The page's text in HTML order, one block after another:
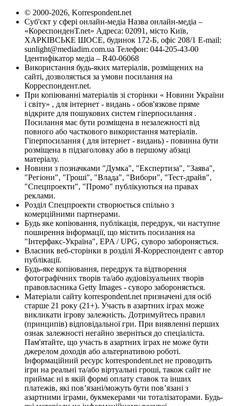
© 2000-2026, Korrespondent.net
Суб'єкт у сфері онлайн-медіа Назва онлайн-медіа –
«КореспонденТ.net» Адреса: 02091, місто Київ,
ХАРКІВСЬКЕ ШОСЕ, будинок 172-Б, офіс 208/1 E-mail:
sunlight@mediadim.com.ua Телефон: 044-205-43-00
Ідентифікатор медіа – R40-06068
Використання будь-яких матеріалів, розміщених на
сайті, дозволяється за умови посилання на
Корреспондент.net.
При копіюванні матеріалів зі сторінки « Новини України
і світу» , для інтернет - видань - обов'язкове пряме
відкрите для пошукових систем гіперпосилання .
Посилання має бути розміщена в незалежності від
повного або часткового використання матеріалів.
Гіперпосилання ( для інтернет - видань) - повинна бути
розміщена в підзаголовку або в першому абзаці
матеріалу.
Новини з позначками "Думка", "Експертиза", "Заява",
"Регіони", "Гроші", "Влада", "Вибори", "Тест-драйв",
"Спецпроекти", "Промо" публікуються на правах
реклами.
Розділ Спецпроекти створюється спільно з
комерційними партнерами.
Будь яке копіювання, публікація, передрук, чи наступне
поширення інформації, що містить посилання на
"Інтерфакс-Україна", EPA / UPG, суворо забороняється.
Власник веб-сторінки в розділі Я-Корреспондент є автор
публікації.
Будь-яке копіювання, передрук та відтворення
фотографічних творів та/або аудіовізуальних творів
правовласника Getty Images - суворо забороняється.
Матеріали сайту korrespondent.net призначені для осіб
старше 21 року (21+). Участь в азартних іграх може
викликати ігрову залежність. Дотримуйтесь правил
(принципів) відповідальної гри. При виявленні перших
ознак залежності негайно зверніться до спеціаліста.
Пам'ятайте, що участь в азартних іграх не може бути
джерелом доходів або альтернативою роботі.
Інформаційний ресурс korrespondent.net не проводить
ігри на реальні та/або віртуальні гроші, також сайт не
приймає ні в якій формі оплату ставок та інших
платежів, які пов’язані/можуть бути пов’язані з
азартними іграми, букмекерами чи тоталізаторами. Будь-